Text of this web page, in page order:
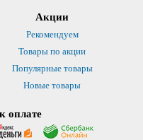
Акции
Рекомендуем
Товары по акции
Популярные товары
Новые товары
оплате